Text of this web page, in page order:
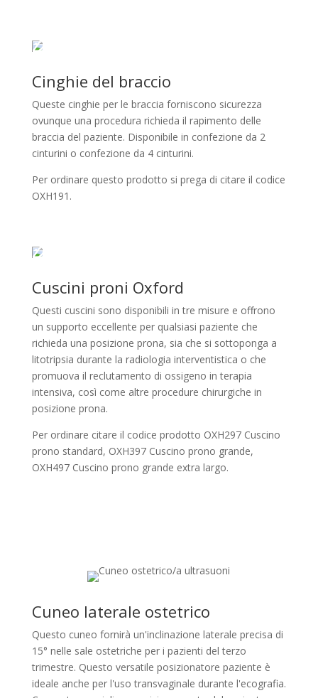
Cinghie del braccio
Queste cinghie per le braccia forniscono sicurezza
ovunque una procedura richieda il rapimento delle
braccia del paziente. Disponibile in confezione da 2
cinturini o confezione da 4 cinturini.
Per ordinare questo prodotto si prega di citare il codice
OXH191.
Cuscini proni Oxford
Questi cuscini sono disponibili in tre misure e offrono
un supporto eccellente per qualsiasi paziente che
richieda una posizione prona, sia che si sottoponga a
litotripsia durante la radiologia interventistica o che
promuova il reclutamento di ossigeno in terapia
intensiva, così come altre procedure chirurgiche in
posizione prona.
Per ordinare citare il codice prodotto OXH297 Cuscino
prono standard, OXH397 Cuscino prono grande,
OXH497 Cuscino prono grande extra largo.
Cuneo laterale ostetrico
Questo cuneo fornirà un'inclinazione laterale precisa di
15° nelle sale ostetriche per i pazienti del terzo
trimestre. Questo versatile posizionatore paziente è
ideale anche per l'uso transvaginale durante l'ecografia.